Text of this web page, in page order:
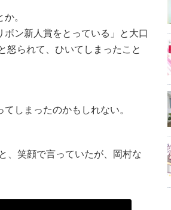
。
ン新人賞をとっている」と大口
怒られて、ひいてしまったこと
しまったのかもしれない。
、笑顔で言っていたが、岡村な